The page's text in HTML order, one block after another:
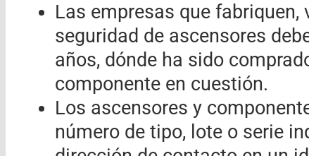
Las empresas que
seguridad de ascensores
años, dónde ha sido
componente en cuestión.
Los ascensores y
número de tipo, lote o serie